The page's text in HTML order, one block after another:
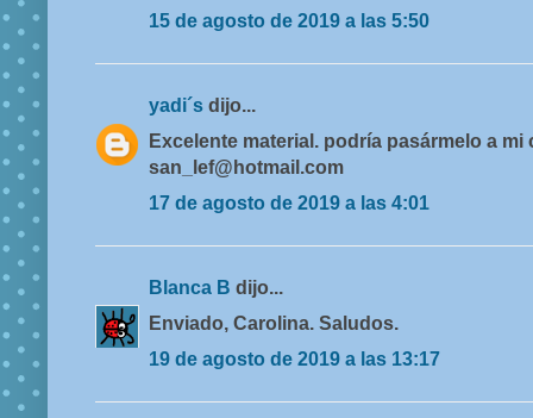
15 de agosto de 2019 a las 5:50
yadi´s dijo...
Excelente material. podría pasármelo a mi
san_lef@hotmail.com
17 de agosto de 2019 a las 4:01
Blanca B dijo...
Enviado, Carolina. Saludos.
19 de agosto de 2019 a las 13:17